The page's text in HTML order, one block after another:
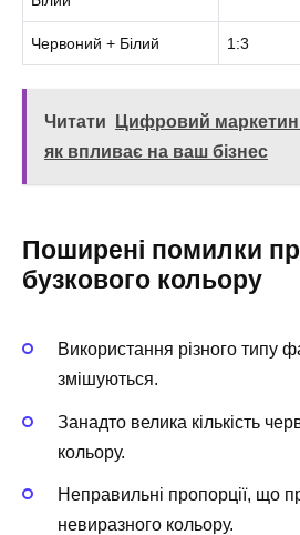
Червоний + Білий 1:3
Читати
Цифровий
як впливає на ваш бізнес
Поширені помилки
бузкового кольору
Використання різного типу
змішуються.
Занадто велика кількість
кольору.
Неправильні пропорції, що
невиразного кольору.